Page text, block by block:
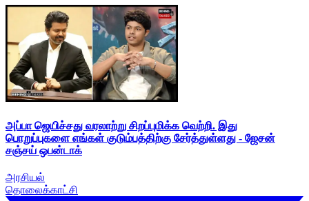
அப்பா ஜெயிச்சது வரலாற்று சிறப்புமிக்க வெற்றி. இது
பொறுப்புகளை எங்கள் குடும்பத்திற்கு சேர்த்துள்ளது - ஜேசன்
சஞ்சய் ஒபன்டாக்
அரசியல்
தொலைக்காட்சி